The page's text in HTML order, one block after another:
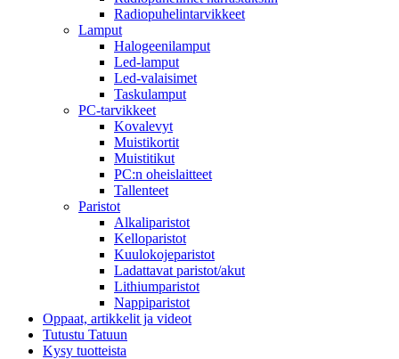
Radiopuhelintarvikkeet
Lamput
Halogeenilamput
Led-lamput
Led-valaisimet
Taskulamput
PC-tarvikkeet
Kovalevyt
Muistikortit
Muistitikut
PC:n oheislaitteet
Tallenteet
Paristot
Alkaliparistot
Kelloparistot
Kuulokojeparistot
Ladattavat paristot/akut
Lithiumparistot
Nappiparistot
Oppaat, artikkelit ja videot
Tutustu Tatuun
Kysy tuotteista